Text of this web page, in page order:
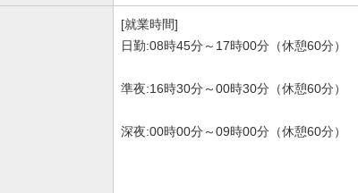
[就業時間]
日勤:08時45分～17時00分（休憩60分）
準夜:16時30分～00時30分（休憩60分）
深夜:00時00分～09時00分（休憩60分）